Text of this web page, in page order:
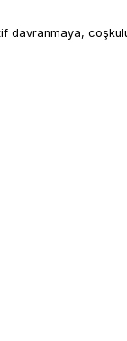
davranmaya,